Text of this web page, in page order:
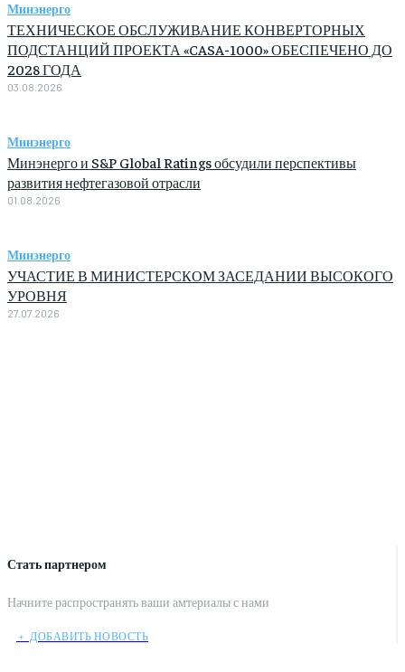
Стать партнером
Начните распространять ваши амтериалы с нами
﹢ ДОБАВИТЬ НОВОСТЬ
Минэнерго
ТЕХНИЧЕСКОЕ ОБСЛУЖИВАНИЕ КОНВЕРТОРНЫХ
ПОДСТАНЦИЙ ПРОЕКТА «CASA-1000» ОБЕСПЕЧЕНО ДО
2028 ГОДА
03.08.2026
Минэнерго
Минэнерго и S&P Global Ratings обсудили перспективы
развития нефтегазовой отрасли
01.08.2026
Минэнерго
УЧАСТИЕ В МИНИСТЕРСКОМ ЗАСЕДАНИИ ВЫСОКОГО
УРОВНЯ
27.07.2026